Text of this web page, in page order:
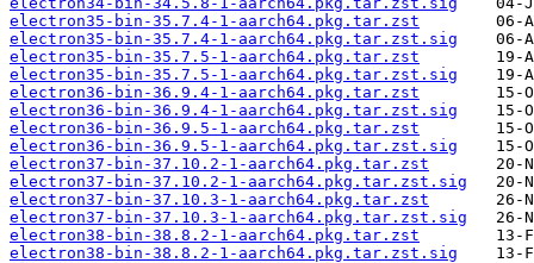
electron35-bin-35.7.4-1-aarch64.pkg.tar.zst
electron35-bin-35.7.4-1-aarch64.pkg.tar.zst.sig
electron35-bin-35.7.5-1-aarch64.pkg.tar.zst
electron35-bin-35.7.5-1-aarch64.pkg.tar.zst.sig
electron36-bin-36.9.4-1-aarch64.pkg.tar.zst
electron36-bin-36.9.4-1-aarch64.pkg.tar.zst.sig
electron36-bin-36.9.5-1-aarch64.pkg.tar.zst
electron36-bin-36.9.5-1-aarch64.pkg.tar.zst.sig
electron37-bin-37.10.2-1-aarch64.pkg.tar.zst
electron37-bin-37.10.2-1-aarch64.pkg.tar.zst.sig
electron37-bin-37.10.3-1-aarch64.pkg.tar.zst
electron37-bin-37.10.3-1-aarch64.pkg.tar.zst.sig
electron38-bin-38.8.2-1-aarch64.pkg.tar.zst
electron38-bin-38.8.2-1-aarch64.pkg.tar.zst.sig